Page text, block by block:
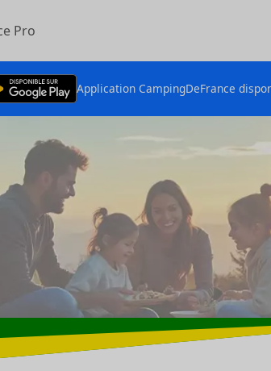
Pro
Application CampingDeFrance